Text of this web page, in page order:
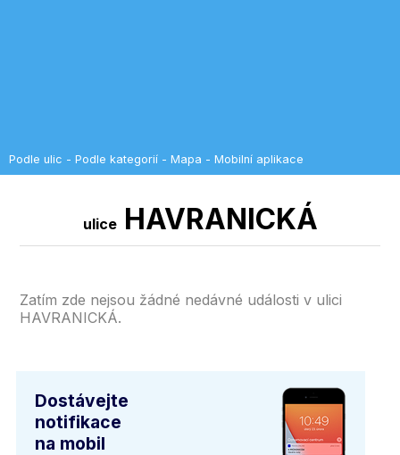
Podle ulic - Podle kategorií - Mapa - Mobilní aplikace
uliceHAVRANICKÁ
Zatím zde nejsou žádné nedávné události v ulici
HAVRANICKÁ.
Dostávejte
notifikace
na mobil